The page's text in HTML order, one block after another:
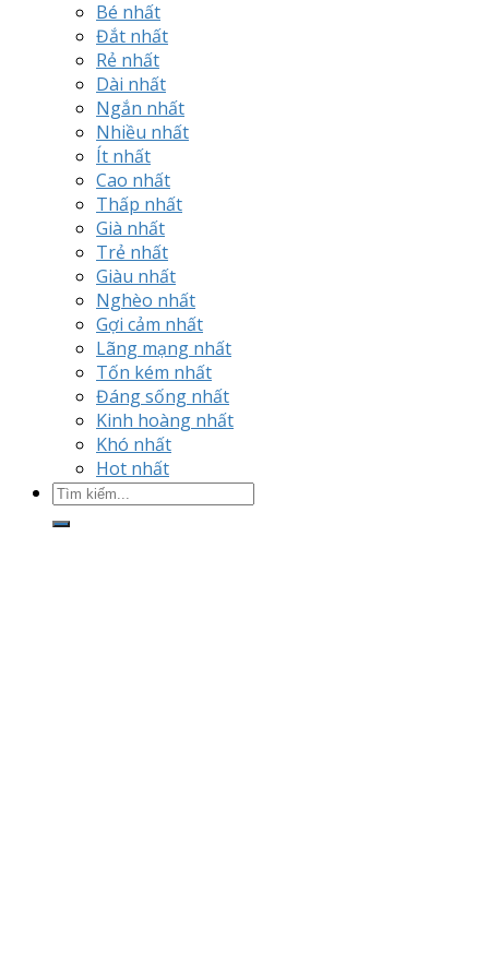
Bé nhất
Đắt nhất
Rẻ nhất
Dài nhất
Ngắn nhất
Nhiều nhất
Ít nhất
Cao nhất
Thấp nhất
Già nhất
Trẻ nhất
Giàu nhất
Nghèo nhất
Gợi cảm nhất
Lãng mạng nhất
Tốn kém nhất
Đáng sống nhất
Kinh hoàng nhất
Khó nhất
Hot nhất